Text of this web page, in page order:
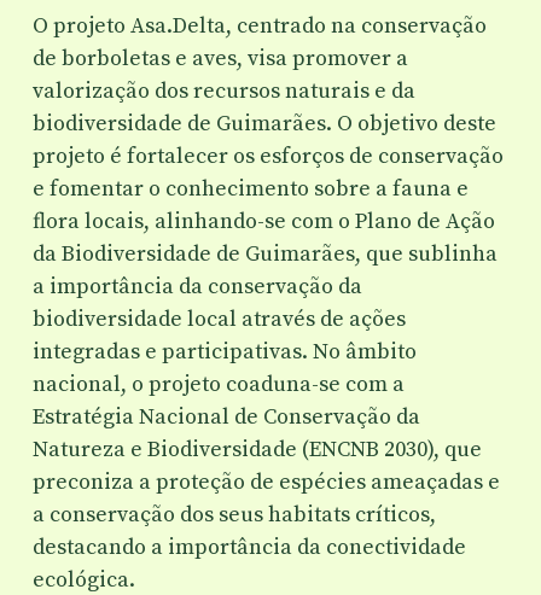
O projeto Asa.Delta, centrado na conservação
de borboletas e aves, visa promover a
valorização dos recursos naturais e da
biodiversidade de Guimarães. O objetivo deste
projeto é fortalecer os esforços de conservação
e fomentar o conhecimento sobre a fauna e
flora locais, alinhando-se com o Plano de Ação
da Biodiversidade de Guimarães, que sublinha
a importância da conservação da
biodiversidade local através de ações
integradas e participativas. No âmbito
nacional, o projeto coaduna-se com a
Estratégia Nacional de Conservação da
Natureza e Biodiversidade (ENCNB 2030), que
preconiza a proteção de espécies ameaçadas e
a conservação dos seus habitats críticos,
destacando a importância da conectividade
ecológica.